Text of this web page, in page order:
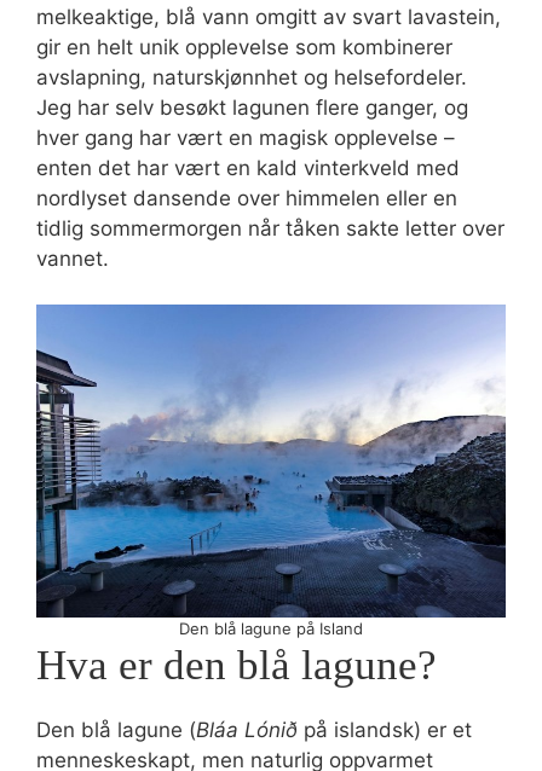
melkeaktige, blå vann omgitt av svart lavastein,
gir en helt unik opplevelse som kombinerer
avslapning, naturskjønnhet og helsefordeler.
Jeg har selv besøkt lagunen flere ganger, og
hver gang har vært en magisk opplevelse –
enten det har vært en kald vinterkveld med
nordlyset dansende over himmelen eller en
tidlig sommermorgen når tåken sakte letter over
vannet.
Den blå lagune på Island
Hva er den blå lagune?
Den blå lagune (Bláa Lónið på islandsk) er et
menneskeskapt, men naturlig oppvarmet